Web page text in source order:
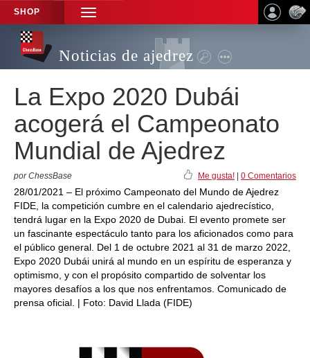
SHOP
TOGGLE
NAVIGATION
Noticias de ajedrez
La Expo 2020 Dubái
acogerá el Campeonato
Mundial de Ajedrez
por ChessBase Me gusta! 0 Comentarios
28/01/2021 – El próximo Campeonato del Mundo de Ajedrez
FIDE, la competición cumbre en el calendario ajedrecístico,
tendrá lugar en la Expo 2020 de Dubai. El evento promete ser
un fascinante espectáculo tanto para los aficionados como para
el público general. Del 1 de octubre 2021 al 31 de marzo 2022,
Expo 2020 Dubái unirá al mundo en un espíritu de esperanza y
optimismo, y con el propósito compartido de solventar los
mayores desafíos a los que nos enfrentamos. Comunicado de
prensa oficial. | Foto: David Llada (FIDE)